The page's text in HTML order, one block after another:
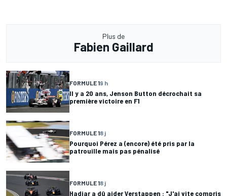
Plus de
Fabien Gaillard
FORMULE 19 h
Il y a 20 ans, Jenson Button décrochait sa
première victoire en F1
FORMULE 18 j
Pourquoi Pérez a (encore) été pris par la
patrouille mais pas pénalisé
FORMULE 18 j
Hadjar a dû aider Verstappen : "J'ai vite compris